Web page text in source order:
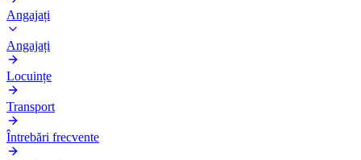
Angajați
Angajați
Locuințe
Transport
Întrebări frecvente